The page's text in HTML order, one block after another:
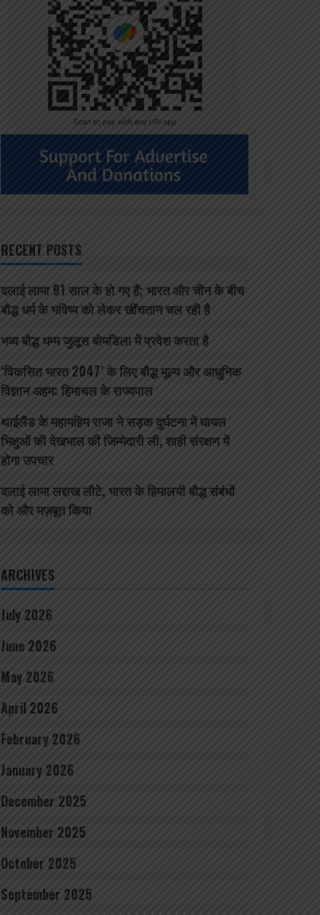
RECENT POSTS
दलाई लामा 91 साल के हो गए हैं; भारत और चीन के बीच
बौद्ध धर्म के भविष्य को लेकर खींचतान चल रही है
भव्य बौद्ध धम्म जुलूस बोमडिला में प्रवेश करता है
‘विकसित भारत 2047’ के लिए बौद्ध मूल्य और आधुनिक
विज्ञान अहम: हिमाचल के राज्यपाल
थाईलैंड के महामहिम राजा ने सड़क दुर्घटना में घायल
भिक्षुओं की देखभाल की जिम्मेदारी ली, शाही संरक्षण में
होगा उपचार
दलाई लामा लद्दाख लौटे, भारत के हिमालयी बौद्ध संबंधों
को और मज़बूत किया
ARCHIVES
July 2026
June 2026
May 2026
April 2026
February 2026
January 2026
December 2025
November 2025
October 2025
September 2025